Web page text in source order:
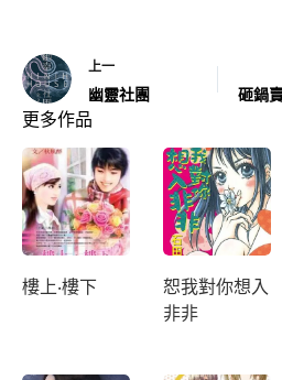
上一
幽靈社團 砸鍋
更多作品
樓上‧樓下
恕我對你想入
非非